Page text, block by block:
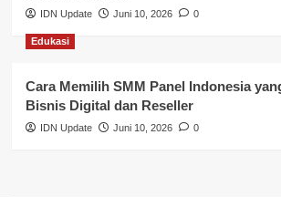
Sosial & Kesejahteraan
IDN Update Juni 10, 2026 0
Edukasi
Cara Memilih SMM Panel Indonesia
Bisnis Digital dan Reseller
IDN Update Juni 10, 2026 0